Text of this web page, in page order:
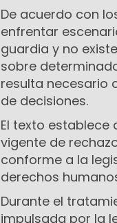
De acuerdo con
enfrentar
guardia y no
sobre
resulta necesario
de decisiones.
El texto establece
vigente de
conforme a la
derechos
Durante el
impulsada por la